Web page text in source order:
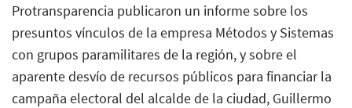
Protransparencia publicaron un informe sobre los
presuntos vínculos de la empresa Métodos y Sistemas
con grupos paramilitares de la región, y sobre el
aparente desvío de recursos públicos para financiar la
campaña electoral del alcalde de la ciudad, Guillermo